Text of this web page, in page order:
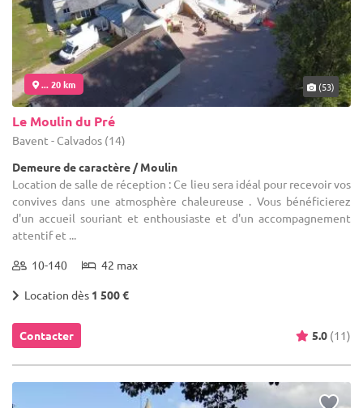
... 20 km (53)
Le Moulin du Pré
Bavent - Calvados (14)
Demeure de caractère / Moulin
Location de salle de réception : Ce lieu sera idéal pour recevoir vos
convives dans une atmosphère chaleureuse . Vous bénéficierez
d'un accueil souriant et enthousiaste et d'un accompagnement
attentif et ...
10-140 42 max
Location dès 1 500 €
Contacter 5.0 (11)